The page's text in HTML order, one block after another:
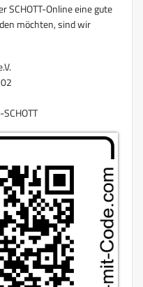
SCHOTT-Online eine gute
möchten, sind wir